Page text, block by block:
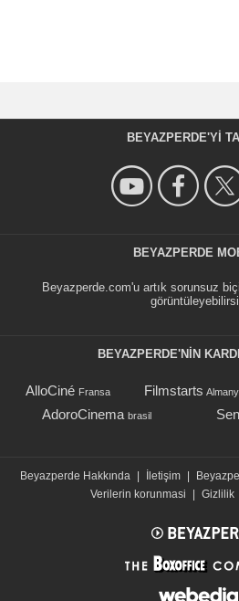
BEYAZPERDE'YI
BEYAZPERDE
Beyazperde.com'u artık sorunsuz
BEYAZPERDE'NIN
AlloCiné Fransa Filmstarts
AdoroCinema brasil
Beyazperde Hakkında İletişim
Verilerin korunmasi
Gizlilik